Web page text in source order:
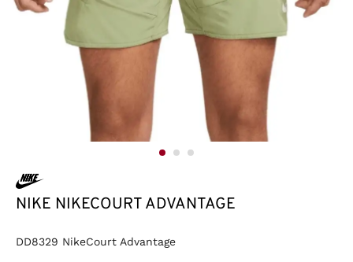
NIKE NIKECOURT ADVANTAGE
DD8329 NikeCourt Advantage